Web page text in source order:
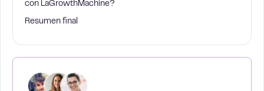
con LaGrowthMachine?
Resumen final